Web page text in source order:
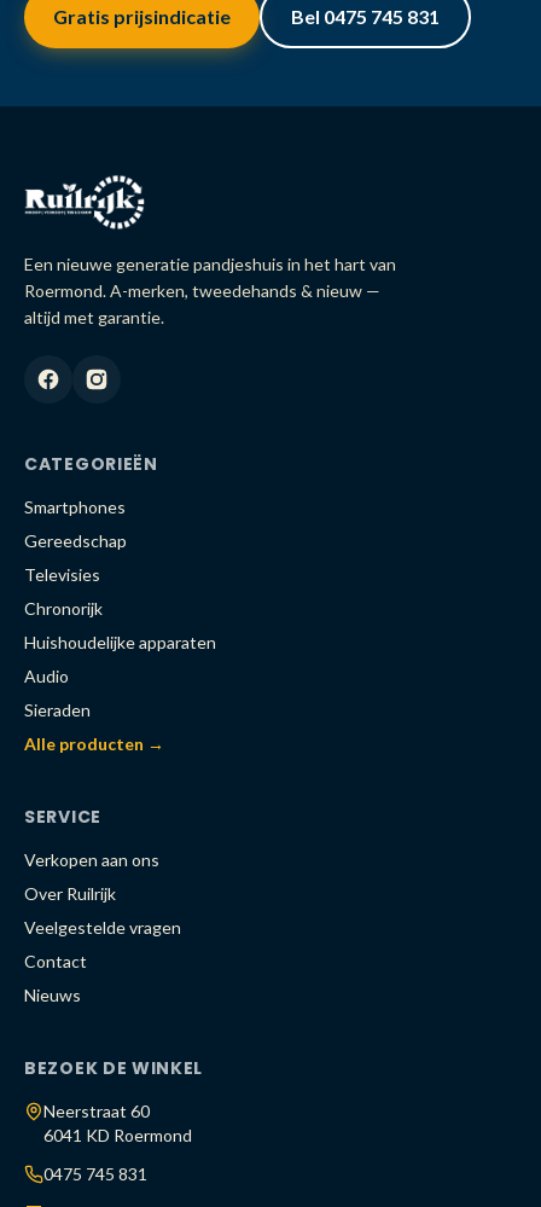
Gratis prijsindicatie Bel 0475 745 831
Een nieuwe generatie pandjeshuis in het hart van
Roermond. A-merken, tweedehands & nieuw —
altijd met garantie.
CATEGORIEËN
Smartphones
Gereedschap
Televisies
Chronorijk
Huishoudelijke apparaten
Audio
Sieraden
Alle producten →
SERVICE
Verkopen aan ons
Over Ruilrijk
Veelgestelde vragen
Contact
Nieuws
BEZOEK DE WINKEL
Neerstraat 60
6041 KD Roermond
0475 745 831